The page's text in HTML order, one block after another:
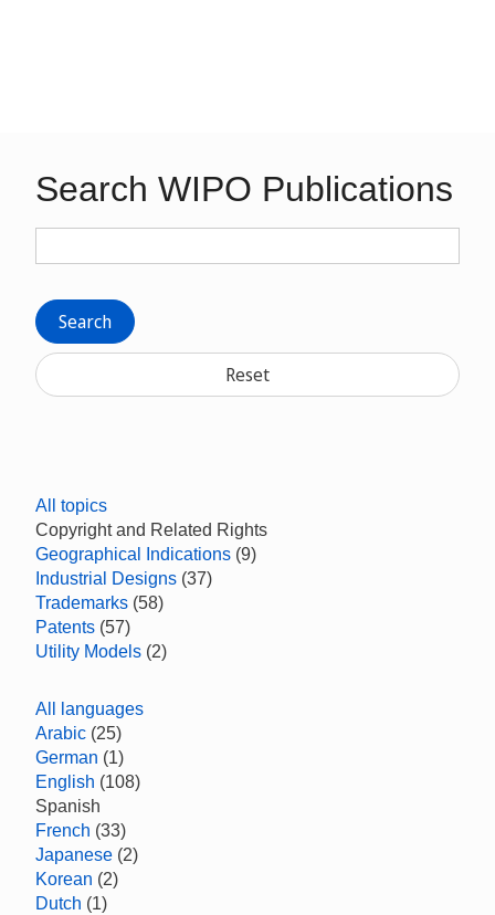
Search WIPO Publications
Search
Reset
All topics
Copyright and Related Rights
Geographical Indications (9)
Industrial Designs (37)
Trademarks (58)
Patents (57)
Utility Models (2)
All languages
Arabic (25)
German (1)
English (108)
Spanish
French (33)
Japanese (2)
Korean (2)
Dutch (1)